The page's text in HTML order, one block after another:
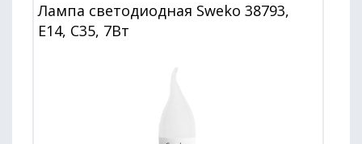
Лампа светодиодная Sweko 38793,
E14, C35, 7Вт